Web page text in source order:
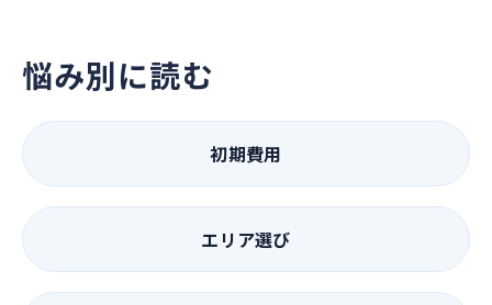
悩み別に読む
初期費用
エリア選び